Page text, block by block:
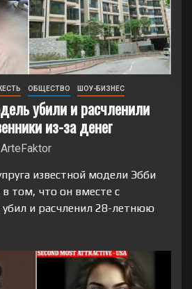
ОБЩЕСТВО ШОУ-БИЗНЕС
убили и расчленили
из-за денег
ArteFaktor
известной модели Эбби
том, что он вместе с
и расчленил 28-летнюю